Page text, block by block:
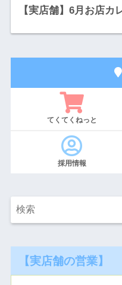
【実店舗】6月お店カ
てくてくねっと
採用情報
【実店舗の営業】